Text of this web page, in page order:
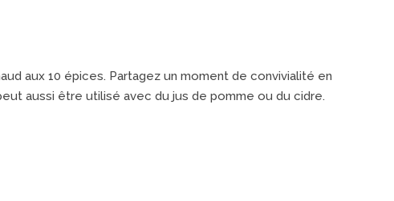
aux 10 épices. Partagez un moment de convivialité en
aussi être utilisé avec du jus de pomme ou du cidre.